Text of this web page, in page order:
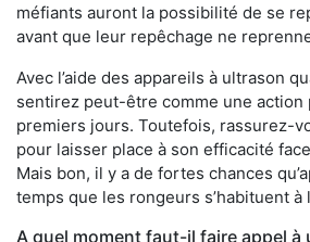
méfiants auront la possibilité de se
avant que leur repêchage ne
Avec l’aide des appareils à ultrason
sentirez peut-être comme une
premiers jours. Toutefois, rassurez-
pour laisser place à son efficacité
Mais bon, il y a de fortes chances
temps que les rongeurs s’habituent à
A quel moment faut-il faire appel à